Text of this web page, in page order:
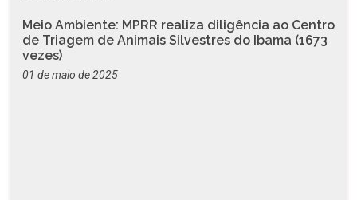
Meio Ambiente: MPRR realiza diligência ao Centro
de Triagem de Animais Silvestres do Ibama (1673
vezes)
01 de maio de 2025